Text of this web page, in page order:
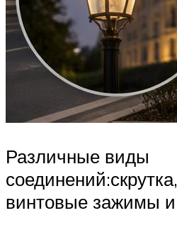
Различные виды
винтовые зажимы